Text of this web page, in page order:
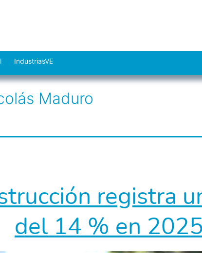
IndustriasVE
el
menú
Maduro
registra
del 14 % en